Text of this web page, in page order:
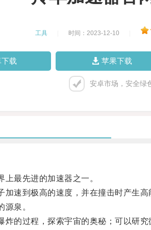
工具 时间：2023-12-10
载 苹果下载
安卓市场，安全绿
最先进的加速器之一。
到极高的速度，并在撞击时产生高
泉。
过程，探索宇宙的奥秘；可以研